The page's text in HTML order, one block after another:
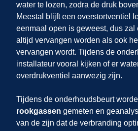
water te lozen, zodra de druk
Meestal blijft een overstortventiel
eenmaal open is geweest, dus zal
altijd vervangen worden als ook
vervangen wordt. Tijdens de
installateur vooral kijken of er
overdrukventiel aanwezig zijn.
Tijdens de onderhoudsbeurt
rookgassen gemeten en
van de zijn dat de verbranding